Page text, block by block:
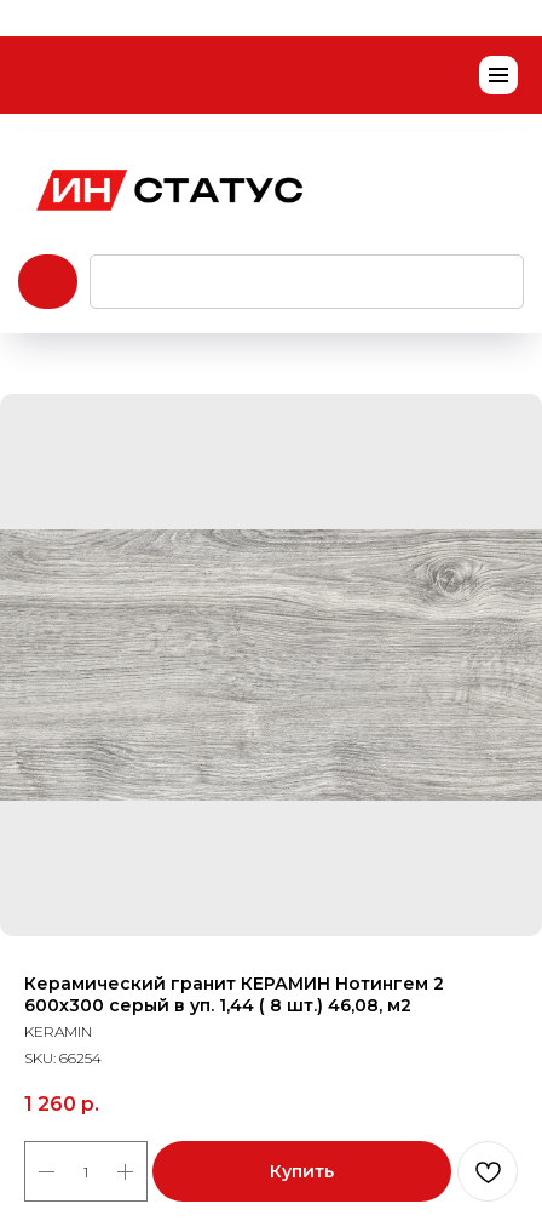
Керамический гранит КЕРАМИН Нотингем 2
600х300 серый в уп. 1,44 ( 8 шт.) 46,08, м2
KERAMIN
SKU: 66254
1 260 р.
Купить